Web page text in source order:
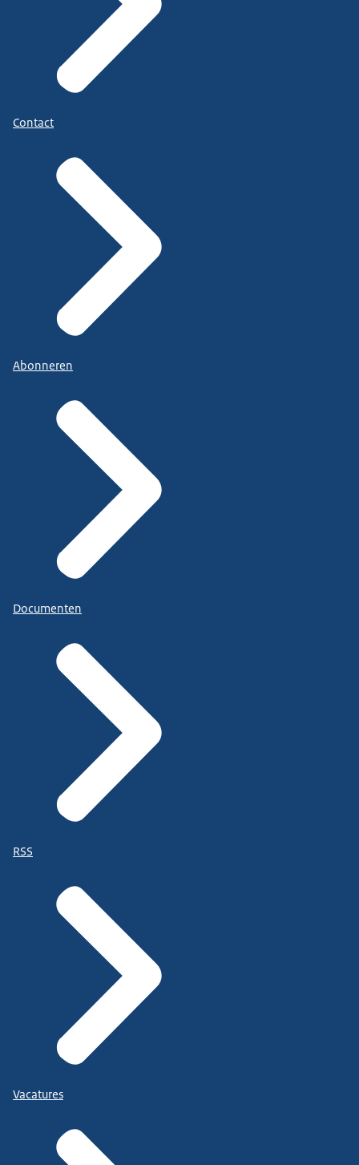
Contact
Abonneren
Documenten
RSS
Vacatures